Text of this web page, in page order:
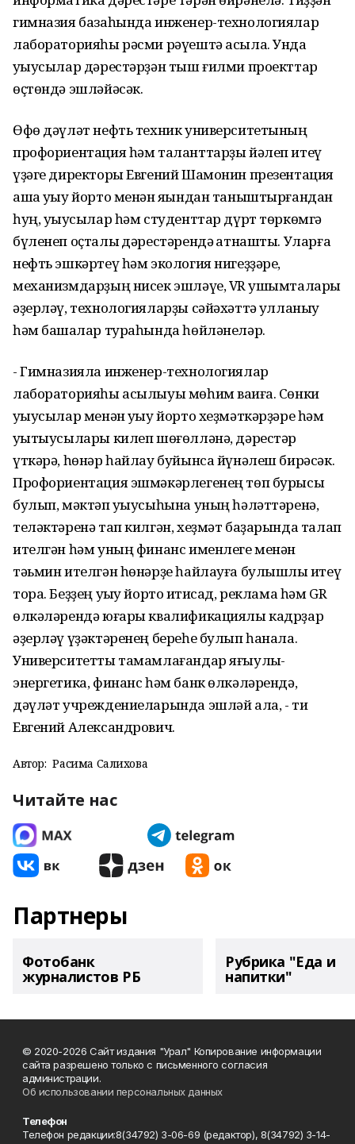
гимназия базаһында инженер-технологиялар
лабораторияһы рәсми рәүештә асыла. Унда
уҡыусылар дәрестәрҙән тыш ғилми проекттар
өҫтөндә эшләйәсәк.
Өфө дәүләт нефть техник университетының
профориентация һәм таланттарҙы йәлеп итеү
үҙәге директоры Евгений Шамонин презентация
аша уҡыу йорто менән яҡындан таныштырғандан
һуң, уҡыусылар һәм студенттар дүрт төркөмгә
бүленеп оҫталыҡ дәрестәрендә ҡатнашты. Уларға
нефть эшкәртеү һәм экология нигеҙҙәре,
механизмдарҙың нисек эшләүе, VR ҡушымталары
әҙерләү, технологияларҙы сәйәхәттә ҡулланыу
һәм башҡалар тураһында һөйләнеләр.
- Гимназияла инженер-технологиялар
лабораторияһы асылыуы мөһим ваҡиға. Сөнки
уҡыусылар менән уҡыу йорто хеҙмәткәрҙәре һәм
уҡытыусылары килеп шөғөлләнә, дәрестәр
үткәрә, һөнәр һайлау буйынса йүнәлеш бирәсәк.
Профориентация эшмәкәрлегенең төп бурысы
булып, мәктәп уҡыусыһына уның һәләттәренә,
теләктәренә тап килгән, хеҙмәт баҙарында талап
ителгән һәм уның финанс именлеге менән
тәьмин ителгән һөнәрҙе һайлауға булышлыҡ итеү
тора. Беҙҙең уҡыу йорто иҡтисад, реклама һәм GR
өлкәләрендә юғары квалификациялы кадрҙар
әҙерләү үҙәктәренең береһе булып һанала.
Университетты тамамлағандар яғыулыҡ-
энергетика, финанс һәм банк өлкәләрендә,
дәүләт учреждениеларында эшләй ала, - ти
Евгений Александрович.
Автор: Расима Салихова
Читайте нас
Партнеры
Фотобанк
журналистов РБ
Рубрика "Еда и
напитки"
© 2020-2026 Сайт издания "Урал" Копирование информации
сайта разрешено только с письменного согласия
администрации.
Об использовании персональных данных
Телефон
Телефон редакции:8(34792) 3-06-69 (редактор), 8(34792) 3-14-